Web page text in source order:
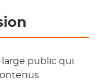
large public qui